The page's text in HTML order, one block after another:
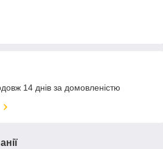
14 днів за домовленістю